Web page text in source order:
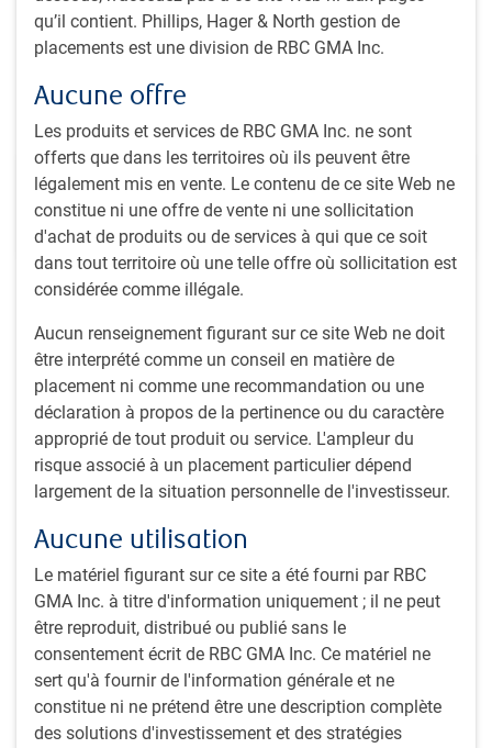
qu’il contient. Phillips, Hager & North gestion de
placements est une division de RBC GMA Inc.
Aucune offre
Les produits et services de RBC GMA Inc. ne sont
offerts que dans les territoires où ils peuvent être
légalement mis en vente. Le contenu de ce site Web ne
constitue ni une offre de vente ni une sollicitation
d'achat de produits ou de services à qui que ce soit
dans tout territoire où une telle offre où sollicitation est
considérée comme illégale.
Aucun renseignement figurant sur ce site Web ne doit
être interprété comme un conseil en matière de
placement ni comme une recommandation ou une
déclaration à propos de la pertinence ou du caractère
approprié de tout produit ou service. L'ampleur du
risque associé à un placement particulier dépend
largement de la situation personnelle de l'investisseur.
Aucune utilisation
Le matériel figurant sur ce site a été fourni par RBC
GMA Inc. à titre d'information uniquement ; il ne peut
être reproduit, distribué ou publié sans le
consentement écrit de RBC GMA Inc. Ce matériel ne
sert qu'à fournir de l'information générale et ne
constitue ni ne prétend être une description complète
des solutions d'investissement et des stratégies
Angleterre en 2007 pour se consacrer au marché mondial
des titres d’État à revenu fixe.
Équipe
Équipe Titres mondiaux à revenu fixe et devises RBC
Une méthode de placement éprouvée qui s’appuie sur une
solide gestion du risque
Perspectives de Soo Boo
Marchés mondiaux des titres à revenu fixe - Été 2026
Marchés mondiaux des titres à revenu fixe
- Été 2026
PERSPECTIVES
Depuis la dernière édition de Regard sur les
connu un changement radical dans les
perspectives de la politique monétaire mondiale
et, par extension, des obligations d’État. Lire la
suite pour savoir ce que cela signifie pour votre
portefeuille.
S.Cheah, MBA, CFA,J.Lee, CFA, T.Self, MBA, CFA • 22 juin
2026 • 20 minutes pour lire